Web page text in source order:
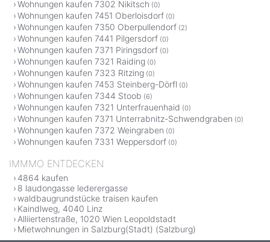
Wohnungen kaufen 7302 Nikitsch (0)
Wohnungen kaufen 7451 Oberloisdorf (0)
Wohnungen kaufen 7350 Oberpullendorf (2)
Wohnungen kaufen 7441 Pilgersdorf (0)
Wohnungen kaufen 7371 Piringsdorf (0)
Wohnungen kaufen 7321 Raiding (0)
Wohnungen kaufen 7323 Ritzing (0)
Wohnungen kaufen 7453 Steinberg-Dörfl (0)
Wohnungen kaufen 7344 Stoob (6)
Wohnungen kaufen 7321 Unterfrauenhaid (0)
Wohnungen kaufen 7371 Unterrabnitz-Schwendgraben (0)
Wohnungen kaufen 7372 Weingraben (0)
Wohnungen kaufen 7331 Weppersdorf (0)
IMMMO ENTDECKEN
4864 kaufen
8 laudongasse lederergasse
waldbaugrundstücke traisen kaufen
Kaindlweg, 4040 Linz
Alliiertenstraße, 1020 Wien Leopoldstadt
Mietwohnungen in Salzburg(Stadt) (Salzburg)